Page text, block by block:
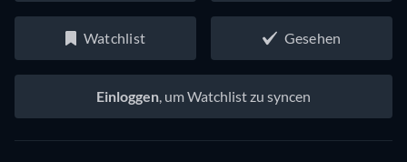
Watchlist Gesehen
Einloggen , um Watchlist zu syncen